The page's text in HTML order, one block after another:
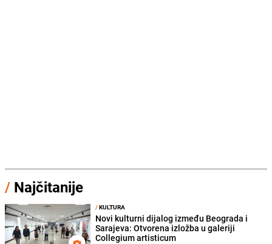
/ Najčitanije
/KULTURA
Novi kulturni dijalog između Beograda i
Sarajeva: Otvorena izložba u galeriji
Collegium artisticum